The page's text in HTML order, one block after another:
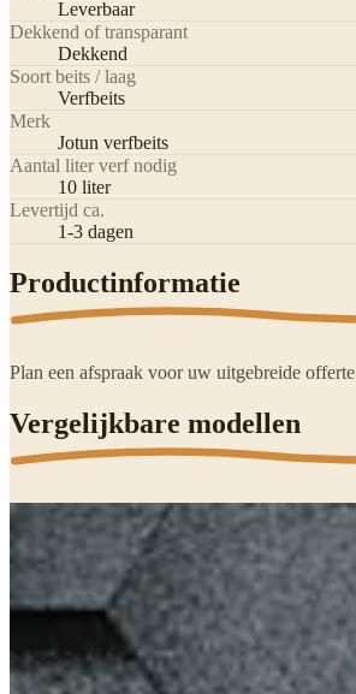
Leverbaar
Dekkend of transparant
Dekkend
Soort beits / laag
Verfbeits
Merk
Jotun verfbeits
Aantal liter verf nodig
10 liter
Levertijd ca.
1-3 dagen
Productinformatie
Plan een afspraak voor uw uitgebreide offerte
Vergelijkbare modellen